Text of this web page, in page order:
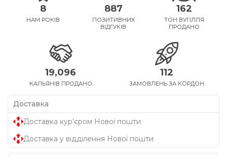
8
НАМ РОКІВ
887
ПОЗИТИВНИХ
ВІДГУКІВ
162
ТОН ВУГІЛЛЯ
ПРОДАНО
19,096
КАЛЬЯНІВ ПРОДАНО
112
ЗАМОВЛЕНЬ ЗА КОРДОН
Доставка
Доставка кур'єром Нової пошти
Доставка у відділення Нової пошти